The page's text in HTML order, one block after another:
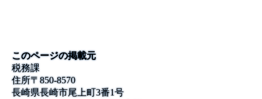
このページの掲載元
税務課
住所〒850-8570
長崎県長崎市尾上町3番1号